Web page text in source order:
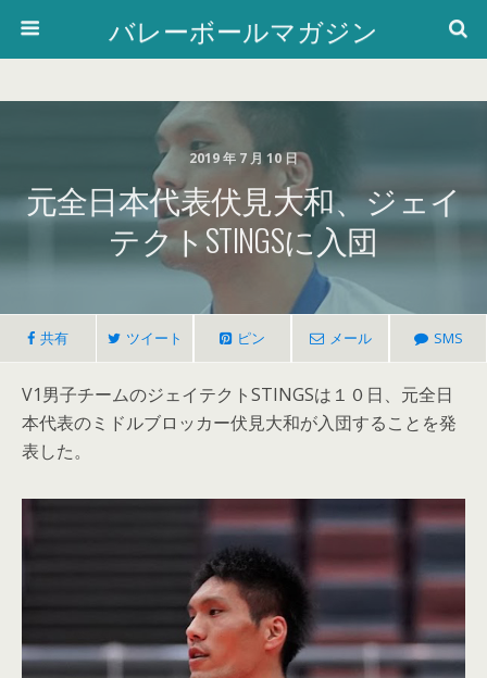
バレーボールマガジン
2019 年 7 月 10 日
元全日本代表伏見大和、ジェイ
テクトSTINGSに入団
共有 ツイート ピン メール SMS
V1男子チームのジェイテクトSTINGSは１０日、元全日
本代表のミドルブロッカー伏見大和が入団することを発
表した。